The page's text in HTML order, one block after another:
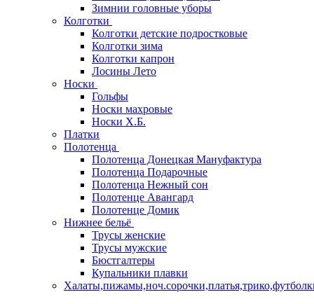
Зимнии головные уборы
Колготки
Колготки детские подростковые
Колготки зима
Колготки капрон
Лосины Лето
Носки
Гольфы
Носки махровые
Носки Х.Б.
Платки
Полотенца
Полотенца Донецкая Мануфактура
Полотенца Подарочные
Полотенца Нежный сон
Полотенце Авангард
Полотенце Домик
Нижнее бельё
Трусы женские
Трусы мужские
Бюстгалтеры
Купальники плавки